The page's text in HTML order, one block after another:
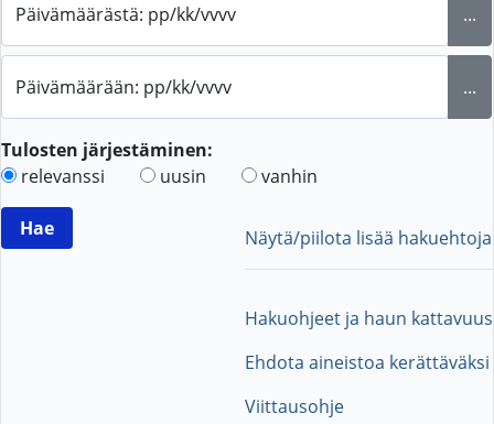
Päivämäärästä: pp/kk/vvvv ...
Päivämäärään: pp/kk/vvvv ...
Tulosten järjestäminen:
relevanssi
uusin vanhin
Näytä/piilota lisää hakuehtoja
Hakuohjeet ja haun kattavuus
Ehdota aineistoa kerättäväksi
Viittausohje